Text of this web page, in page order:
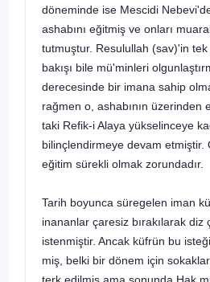
döneminde ise Mescidi
ashabını eğitmiş ve onları
tutmuştur. Resulullah (sav)'in
bakışı bile mü'minleri
derecesinde bir imana sahip
rağmen o, ashabının üzerinden
taki Refik-i Alaya yükselinceye
bilinçlendirmeye devam etmiştir.
eğitim sürekli olmak zorundadır.
Tarih boyunca süregelen iman
inananlar çaresiz bıra­kılarak diz
istenmiştir. Ancak küfrün bu
miş, belki bir dönem için